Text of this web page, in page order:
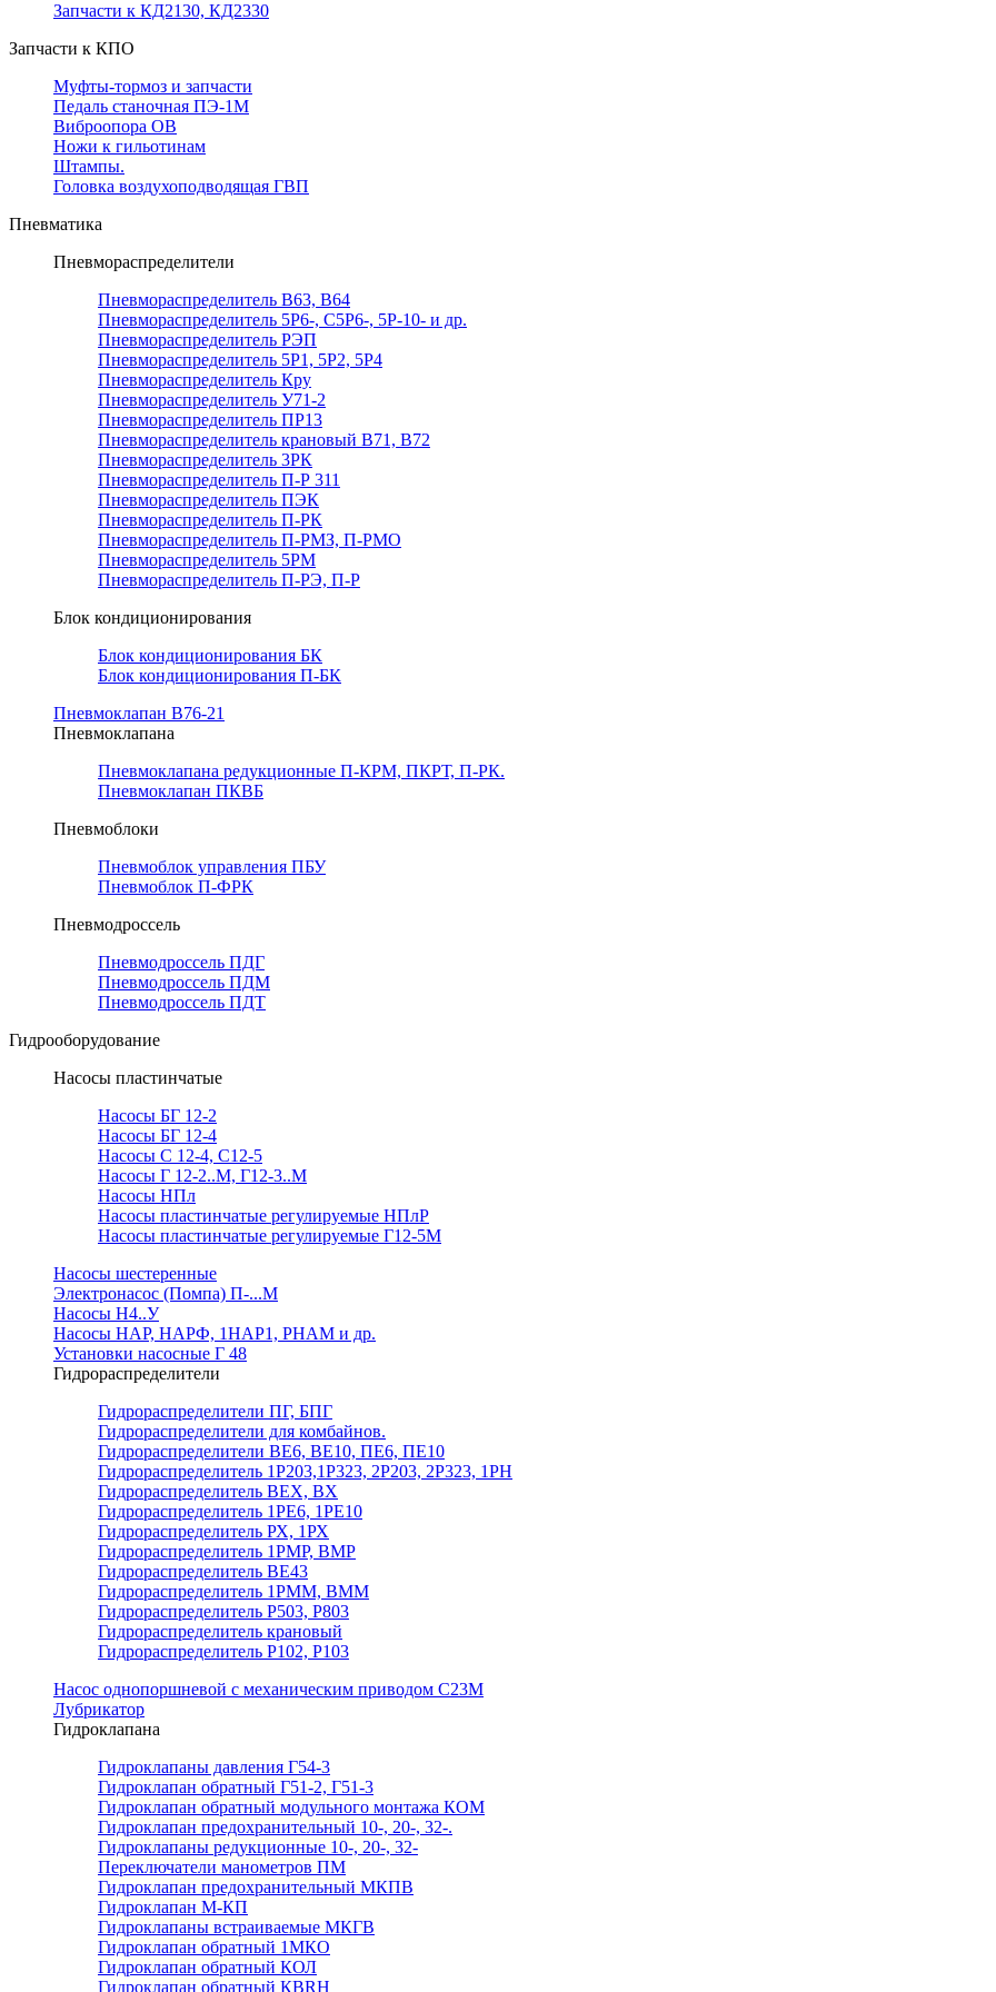
Запчасти к КД2130, КД2330
Запчасти к КПО
Муфты-тормоз и запчасти
Педаль станочная ПЭ-1М
Виброопора ОВ
Ножи к гильотинам
Штампы.
Головка воздухоподводящая ГВП
Пневматика
Пневмораспределители
Пневмораспределитель В63, В64
Пневмораспределитель 5Р6-, С5Р6-, 5Р-10- и др.
Пневмораспределитель РЭП
Пневмораспределитель 5Р1, 5Р2, 5Р4
Пневмораспределитель Кру
Пневмораспределитель У71-2
Пневмораспределитель ПР13
Пневмораспределитель крановый В71, В72
Пневмораспределитель 3РК
Пневмораспределитель П-Р 311
Пневмораспределитель ПЭК
Пневмораспределитель П-РК
Пневмораспределитель П-РМЗ, П-РМО
Пневмораспределитель 5РМ
Пневмораспределитель П-РЭ, П-Р
Блок кондиционирования
Блок кондиционирования БК
Блок кондиционирования П-БК
Пневмоклапан В76-21
Пневмоклапана
Пневмоклапана редукционные П-КРМ, ПКРТ, П-РК.
Пневмоклапан ПКВБ
Пневмоблоки
Пневмоблок управления ПБУ
Пневмоблок П-ФРК
Пневмодроссель
Пневмодроссель ПДГ
Пневмодроссель ПДМ
Пневмодроссель ПДТ
Гидрооборудование
Насосы пластинчатые
Насосы БГ 12-2
Насосы БГ 12-4
Насосы С 12-4, С12-5
Насосы Г 12-2..М, Г12-3..М
Насосы НПл
Насосы пластинчатые регулируемые НПлР
Насосы пластинчатые регулируемые Г12-5М
Насосы шестеренные
Электронасос (Помпа) П-...М
Насосы Н4..У
Насосы НАР, НАРФ, 1НАР1, РНАМ и др.
Установки насосные Г 48
Гидрораспределители
Гидрораспределители ПГ, БПГ
Гидрораспределители для комбайнов.
Гидрораспределители ВЕ6, ВЕ10, ПЕ6, ПЕ10
Гидрораспределитель 1Р203,1Р323, 2Р203, 2Р323, 1РН
Гидрораспределитель ВЕХ, ВХ
Гидрораспределитель 1РЕ6, 1РЕ10
Гидрораспределитель РХ, 1РХ
Гидрораспределитель 1РМР, ВМР
Гидрораспределитель ВЕ43
Гидрораспределитель 1РММ, ВММ
Гидрораспределитель Р503, Р803
Гидрораспределитель крановый
Гидрораспределитель Р102, Р103
Насос однопоршневой с механическим приводом С23М
Лубрикатор
Гидроклапана
Гидроклапаны давления Г54-3
Гидроклапан обратный Г51-2, Г51-3
Гидроклапан обратный модульного монтажа КОМ
Гидроклапан предохранительный 10-, 20-, 32-.
Гидроклапаны редукционные 10-, 20-, 32-
Переключатели манометров ПМ
Гидроклапан предохранительный МКПВ
Гидроклапан М-КП
Гидроклапаны встраиваемые МКГВ
Гидроклапан обратный 1МКО
Гидроклапан обратный КОЛ
Гидроклапан обратный КВRН